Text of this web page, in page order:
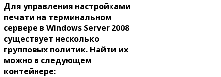
Для управления настройками
печати на терминальном
сервере в Windows Server 2008
существует несколько
групповых политик. Найти их
можно в следующем
контейнере: